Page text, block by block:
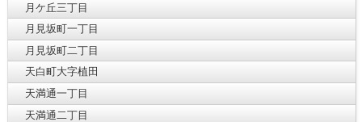
月ケ丘三丁目
月見坂町一丁目
月見坂町二丁目
天白町大字植田
天満通一丁目
天満通二丁目